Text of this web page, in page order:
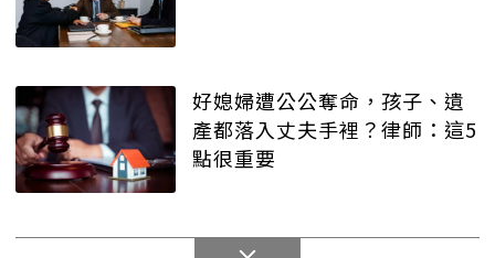
好媳婦遭公公奪命，孩子、遺
產都落入丈夫手裡？律師：這5
點很重要